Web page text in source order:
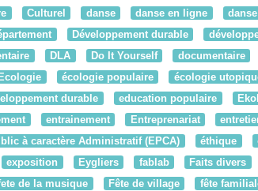
Culturel danse danse en ligne
Développement durable
DLA Do It Yourself documentaire
Ecologie écologie populaire écologie
durable
education populaire
entrainement Entreprenariat
à caractère Administratif (EPCA)
éthique
exposition Eygliers fablab Faits divers
de la musique Fête de village fête